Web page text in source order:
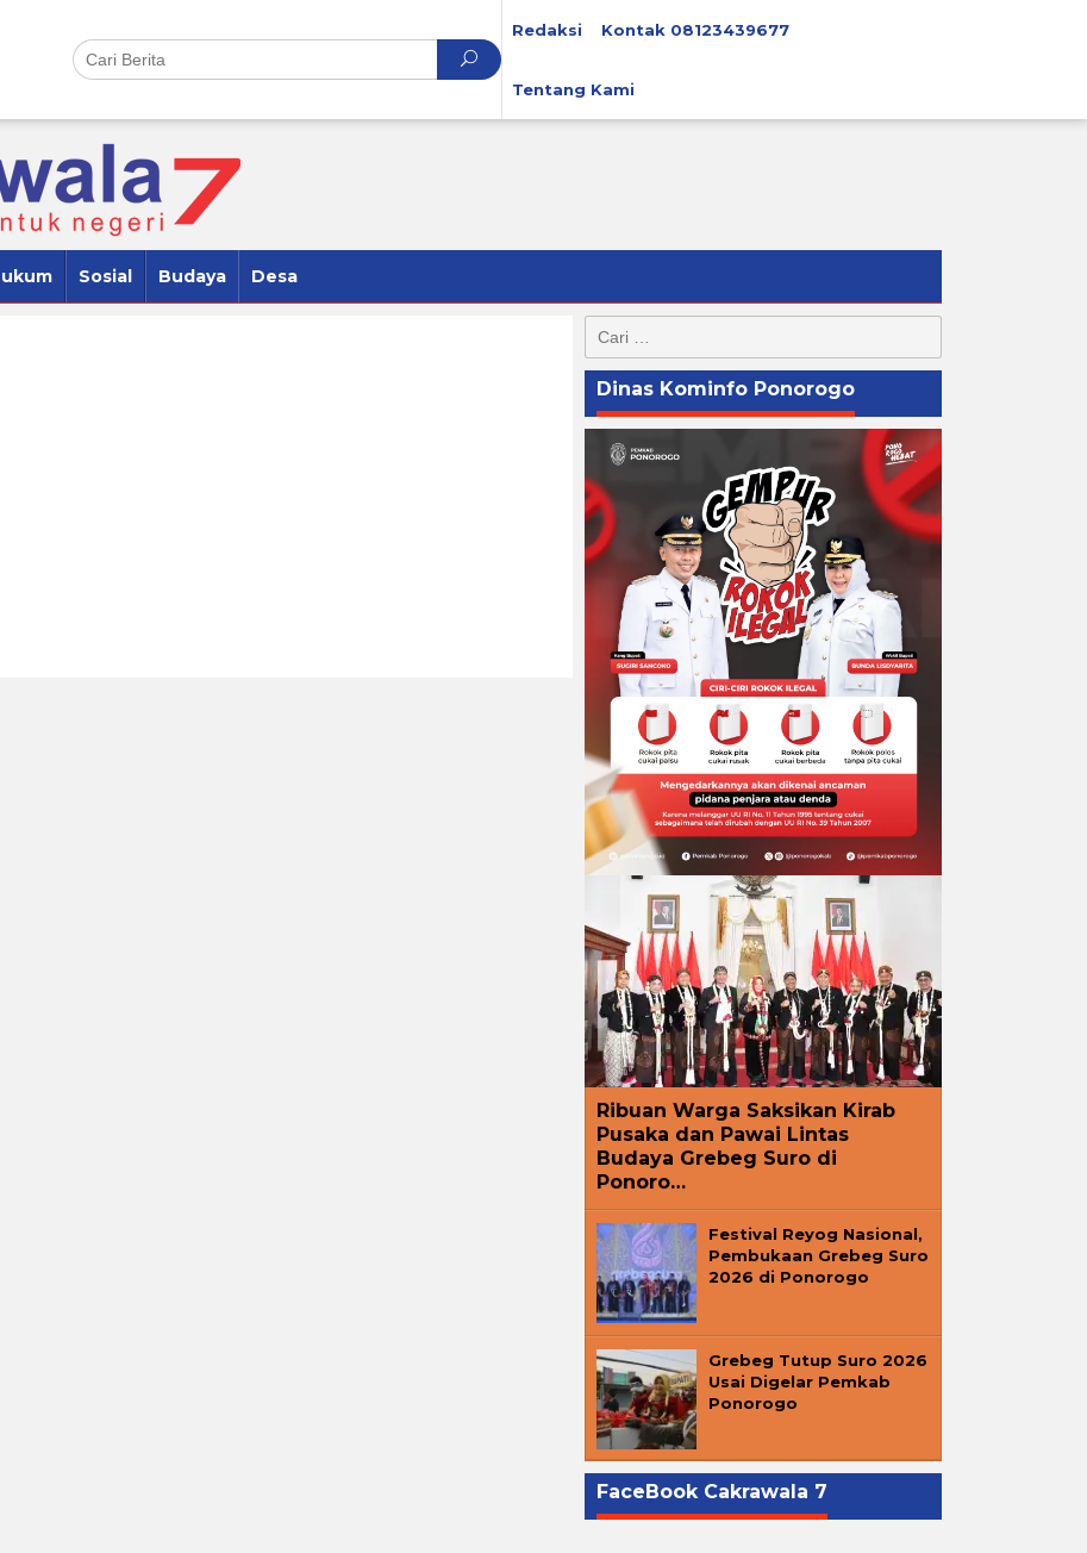
Redaksi Kontak 08123439677
Tentang Kami
Sosial Budaya Desa
untuk:
Dinas Kominfo Ponorogo
Ribuan Warga Saksikan Kirab
Pusaka dan Pawai Lintas
Budaya Grebeg Suro di
Ponoro…
Festival Reyog Nasional,
Pembukaan Grebeg Suro
2026 di Ponorogo
Grebeg Tutup Suro 2026
Usai Digelar Pemkab
Ponorogo
FaceBook Cakrawala 7